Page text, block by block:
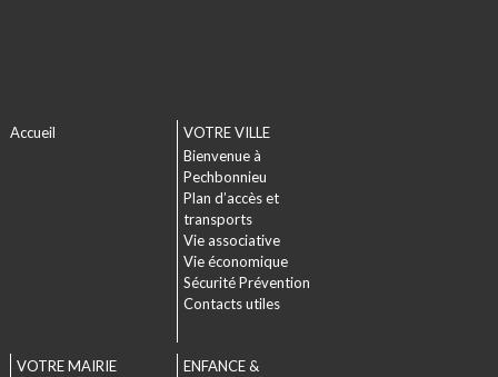
Accueil
VOTRE VILLE
Bienvenue à
Pechbonnieu
Plan d’accès et
transports
Vie associative
Vie économique
Sécurité Prévention
Contacts utiles
VOTRE MAIRIE
ENFANCE &